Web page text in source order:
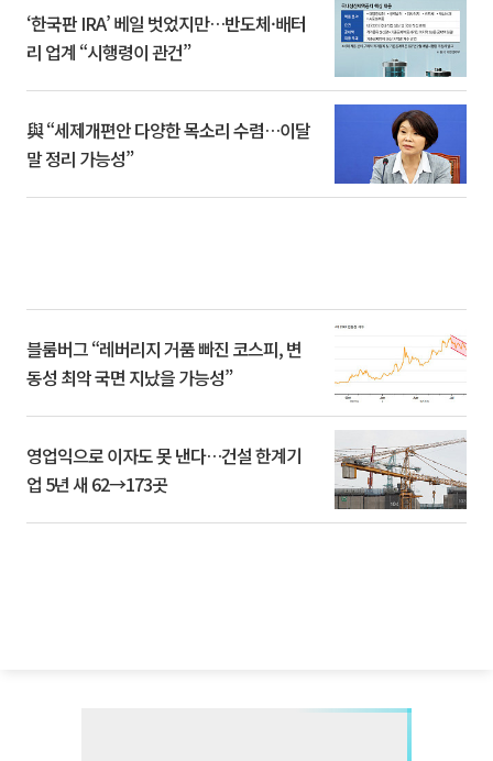
‘한국판 IRA’ 베일 벗었지만…반도체·배터
리 업계 “시행령이 관건”
與 “세제개편안 다양한 목소리 수렴…이달
말 정리 가능성”
블룸버그 “레버리지 거품 빠진 코스피, 변
동성 최악 국면 지났을 가능성”
영업익으로 이자도 못 낸다…건설 한계기
업 5년 새 62→173곳